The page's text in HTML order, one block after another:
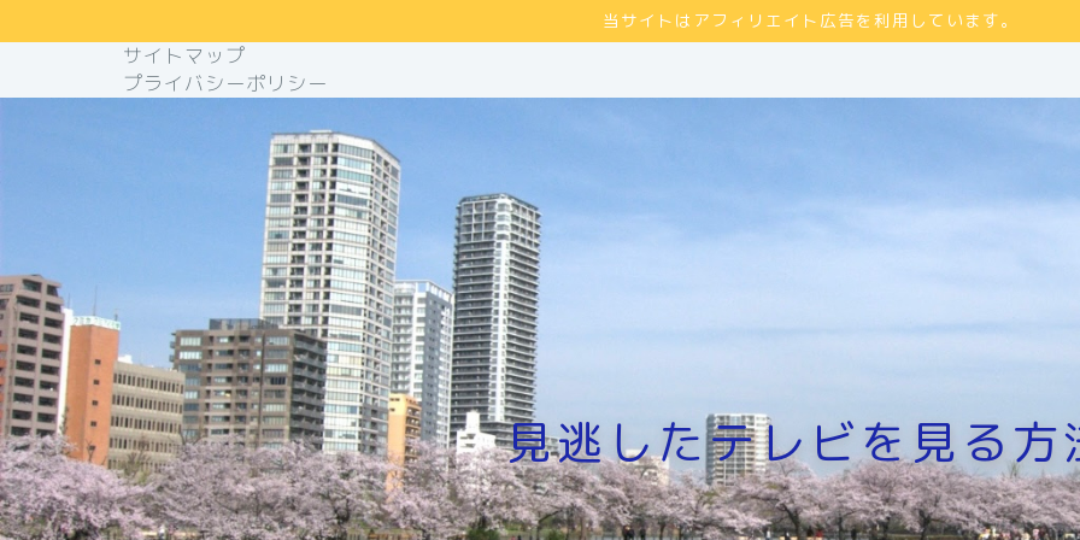
当サイトはアフィリエイト広告を利用しています。
サイトマップ
プライバシーポリシー
見逃したテレビを見る方